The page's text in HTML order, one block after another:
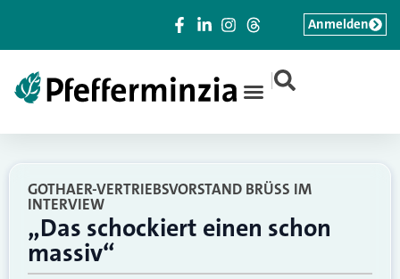
|
Anmelden
GOTHAER-VERTRIEBSVORSTAND BRÜSS IM
INTERVIEW
„Das schockiert einen schon
massiv“